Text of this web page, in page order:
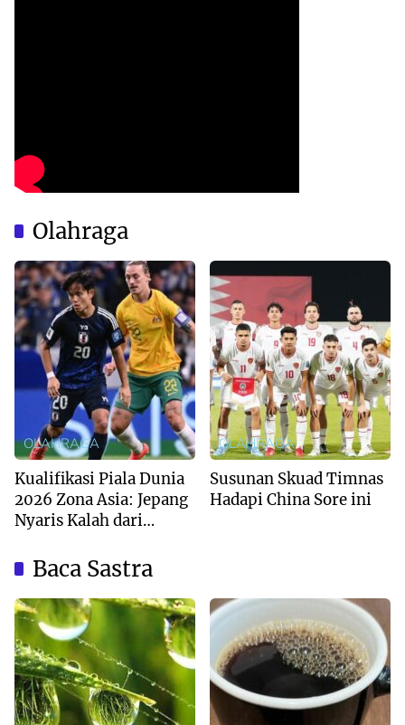
Olahraga
OLAHRAGA
Kualifikasi Piala Dunia
2026 Zona Asia: Jepang
Nyaris Kalah dari
OLAHRAGA
Susunan Skuad Timnas
Hadapi China Sore ini
Baca Sastra